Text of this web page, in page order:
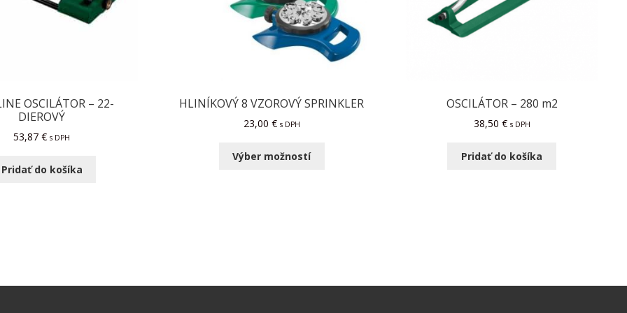
OSCILÁTOR – 22-
DIEROVÝ
53,87€ s DPH
Pridať do košíka
HLINÍKOVÝ 8 VZOROVÝ SPRINKLER
23,00 € s DPH
Výber možností
OSCILÁTOR – 280 m2
38,50 € s DPH
Pridať do košíka